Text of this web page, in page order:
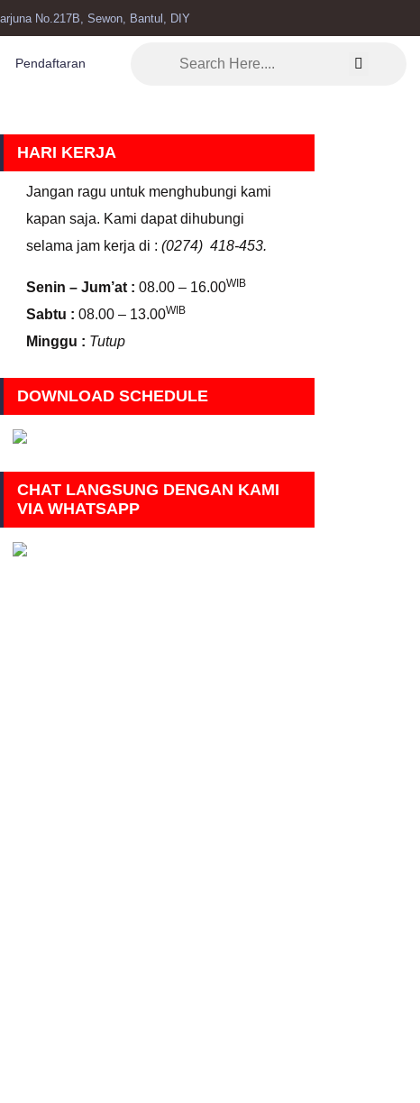
No.217B, Sewon, Bantul, DIY
Pendaftaran
HARI KERJA
Jangan ragu untuk menghubungi kami
kapan saja. Kami dapat dihubungi
selama jam kerja di : (0274) 418-453.
Senin – Jum’at : 08.00 – 16.00WIB
Sabtu : 08.00 – 13.00WIB
Minggu : Tutup
DOWNLOAD SCHEDULE
CHAT LANGSUNG DENGAN KAMI
VIA WHATSAPP